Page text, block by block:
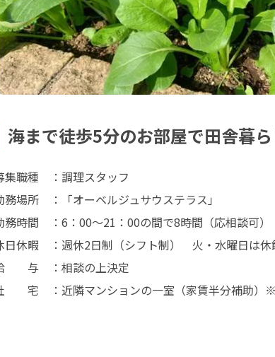
海まで徒歩5分のお部屋で田舎暮
集職種　：調理スタッフ
務場所　：「オーベルジュサウステラス」
務時間　：6：00～21：00の間で8時間（応相談可）
日休暇　：週休2日制（シフト制）　火・水曜日は休
　　与　：相談の上決定
　　宅　：近隣マンションの一室（家賃半分補助